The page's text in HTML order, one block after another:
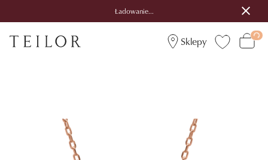
Ładowanie...
Sklepy